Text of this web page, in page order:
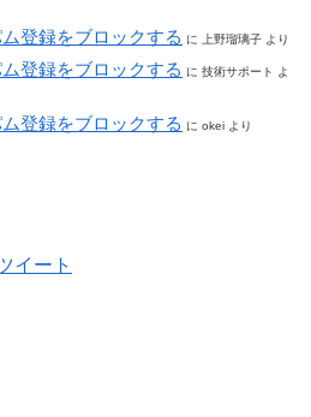
登録をブロックする に 上野瑠璃子 より
登録をブロックする に 技術サポート よ
登録をブロックする に okei より
イート